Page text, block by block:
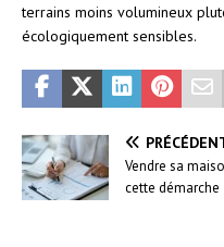
terrains moins volumineux
écologiquement sensibles.
Vendre sa
cette démarche